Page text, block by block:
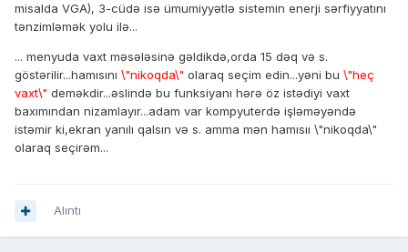
misalda VGA), 3-cüdə isə ümumiyyətlə sistemin enerji sərfiyyatını
tənzimləmək yolu ilə...
... menyuda vaxt məsələsinə gəldikdə,orda 15 dəq və s.
göstərilir...hamısını \"nikoqda\" olaraq seçim edin...yəni bu \"heç
vaxt\" deməkdir...əslində bu funksiyanı hərə öz istədiyi vaxt
baxımından nizamlayır...adam var kompyuterdə işləməyəndə
istəmir ki,ekran yanılı qalsın və s. amma mən hamısıı \"nikoqda\"
olaraq seçirəm...
Alıntı